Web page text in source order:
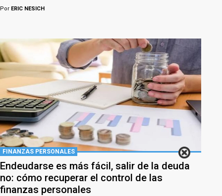
Por ERIC NESICH
FINANZAS PERSONALES
Endeudarse es más fácil, salir de la deuda
no: cómo recuperar el control de las
finanzas personales